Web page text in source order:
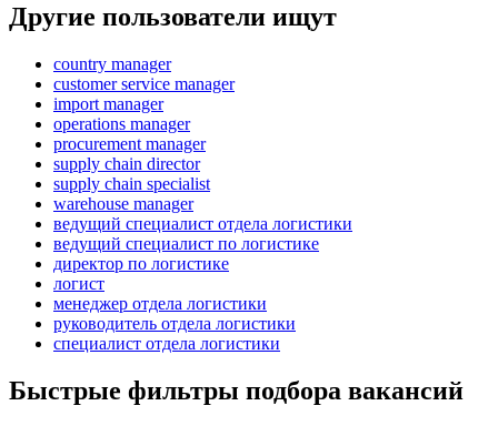
Другие пользователи ищут
country manager
customer service manager
import manager
operations manager
procurement manager
supply chain director
supply chain specialist
warehouse manager
ведущий специалист отдела логистики
ведущий специалист по логистике
директор по логистике
логист
менеджер отдела логистики
руководитель отдела логистики
специалист отдела логистики
Быстрые фильтры подбора вакансий